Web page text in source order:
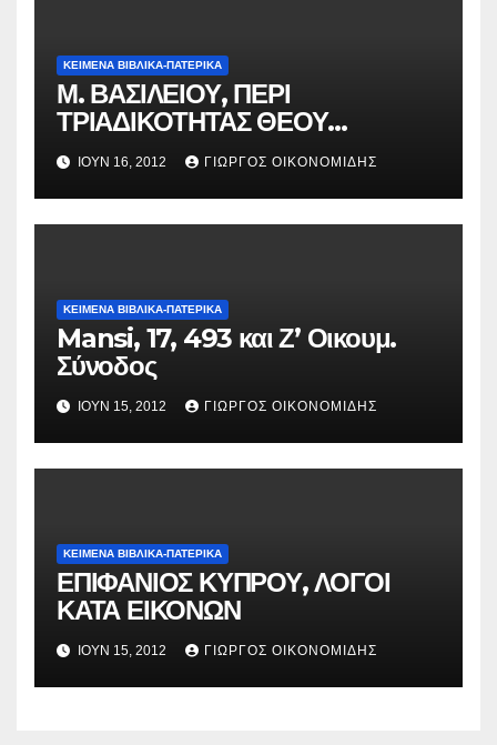
ΚΕΙΜΕΝΑ ΒΙΒΛΙΚΑ-ΠΑΤΕΡΙΚΑ
Μ. ΒΑΣΙΛΕΙΟΥ, ΠΕΡΙ
ΤΡΙΑΔΙΚΟΤΗΤΑΣ ΘΕΟΥ
[ΚΕΦΑΛΑΙΟΝ ΙΗʹ]
ΙΟΎΝ 16, 2012 ΓΙΏΡΓΟΣ ΟΙΚΟΝΟΜΊΔΗΣ
ΚΕΙΜΕΝΑ ΒΙΒΛΙΚΑ-ΠΑΤΕΡΙΚΑ
Mansi, 17, 493 και Ζ’ Οικουμ.
Σύνοδος
ΙΟΎΝ 15, 2012 ΓΙΏΡΓΟΣ ΟΙΚΟΝΟΜΊΔΗΣ
ΚΕΙΜΕΝΑ ΒΙΒΛΙΚΑ-ΠΑΤΕΡΙΚΑ
ΕΠΙΦΑΝΙΟΣ ΚΥΠΡΟΥ, ΛΟΓΟΙ
ΚΑΤΑ ΕΙΚΟΝΩΝ
ΙΟΎΝ 15, 2012 ΓΙΏΡΓΟΣ ΟΙΚΟΝΟΜΊΔΗΣ